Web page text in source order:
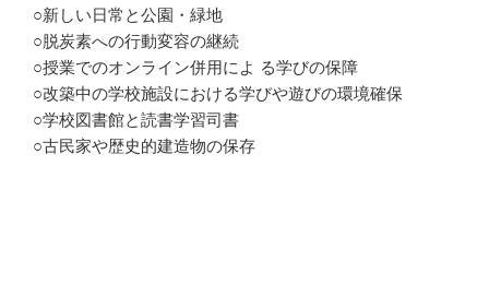
○新しい日常と公園・緑地
○脱炭素への行動変容の継続
○授業でのオンライン併用によ る学びの保障
○改築中の学校施設における学びや遊びの環境確保
○学校図書館と読書学習司書
○古民家や歴史的建造物の保存